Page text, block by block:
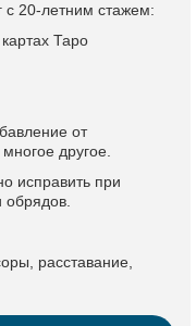
с 20-летним стажем:
Таро
от
другое.
исправить при
обрядов.
расставание,